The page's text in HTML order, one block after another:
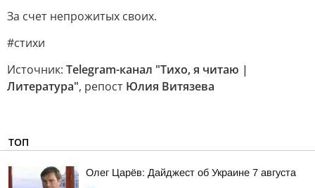
За счет непрожитых своих.
#стихи
Источник: Telegram-канал "Тихо, я читаю |
Литература", репост Юлия Витязева
ТОП
Олег Царёв: Дайджест об Украине 7 августа